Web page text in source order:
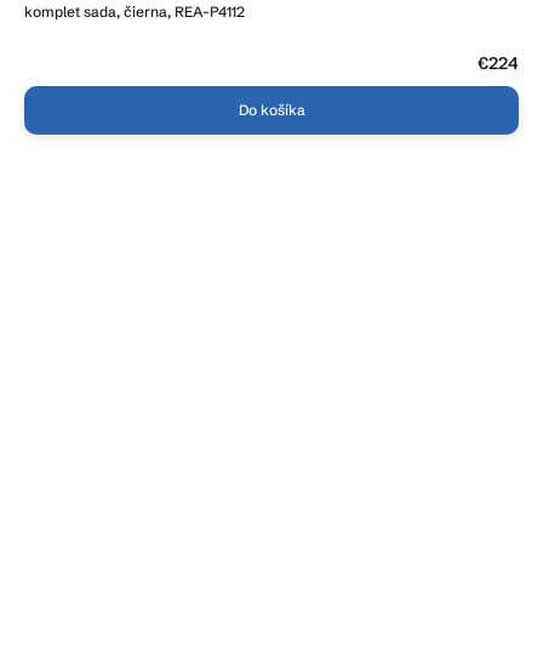
komplet sada, čierna, REA-P4112
€224
Do košíka